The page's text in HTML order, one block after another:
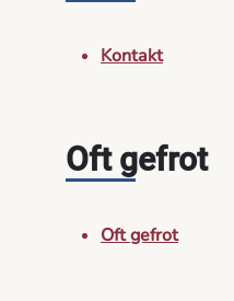
Kontakt
Oft gefrot
Oft gefrot